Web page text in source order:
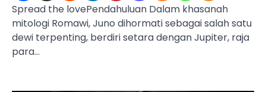
Spread the lovePendahuluan Dalam khasanah
mitologi Romawi, Juno dihormati sebagai salah satu
dewi terpenting, berdiri setara dengan Jupiter, raja
para…